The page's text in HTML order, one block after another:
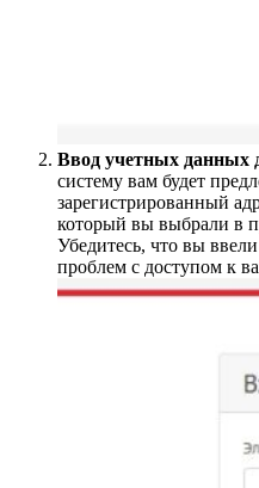
Ввод учетных данных
систему вам будет
зарегистрированный
который вы выбрали в
Убедитесь, что вы
проблем с доступом к